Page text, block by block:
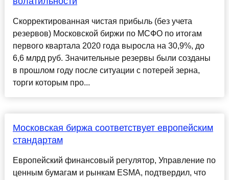
Скорректированная чистая прибыль (без учета
резервов) Московской биржи по МСФО по итогам
первого квартала 2020 года выросла на 30,9%, до
6,6 млрд руб. Значительные резервы были созданы
в прошлом году после ситуации с потерей зерна,
торги которым про...
Московская биржа соответствует европейским
стандартам
Европейский финансовый регулятор, Управление по
ценным бумагам и рынкам ESMA, подтвердил, что